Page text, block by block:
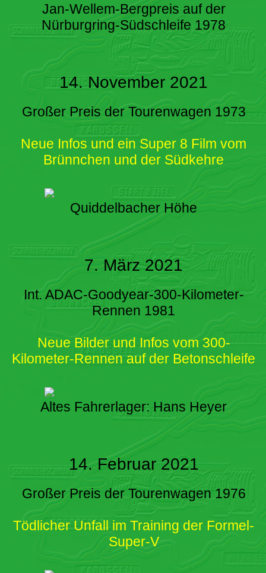
Jan-Wellem-Bergpreis auf der
Nürburgring-Südschleife 1978
14. November 2021
Großer Preis der Tourenwagen 1973
Neue Infos und ein Super 8 Film vom
Brünnchen und der Südkehre
Quiddelbacher Höhe
7. März 2021
Int. ADAC-Goodyear-300-Kilometer-
Rennen 1981
Neue Bilder und Infos vom 300-
Kilometer-Rennen auf der Betonschleife
Altes Fahrerlager: Hans Heyer
14. Februar 2021
Großer Preis der Tourenwagen 1976
Tödlicher Unfall im Training der Formel-
Super-V